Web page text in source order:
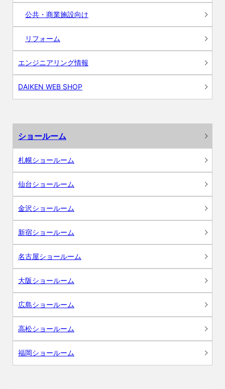
公共・商業施設向け
リフォーム
エンジニアリング情報
DAIKEN WEB SHOP
ショールーム
札幌ショールーム
仙台ショールーム
金沢ショールーム
新宿ショールーム
名古屋ショールーム
大阪ショールーム
広島ショールーム
高松ショールーム
福岡ショールーム